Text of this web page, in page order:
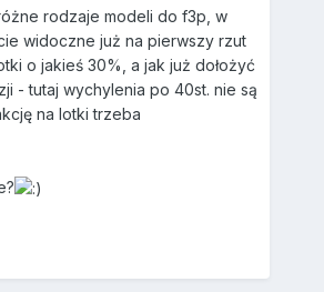
rodzaje modeli do f3p, w
widoczne już na pierwszy rzut
o jakieś 30%, a jak już dołożyć
- tutaj wychylenia po 40st. nie są
na lotki trzeba